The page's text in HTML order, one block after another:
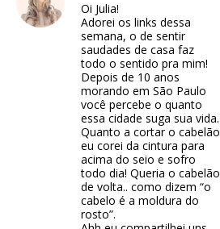
Oi Julia!
Adorei os links dessa
semana, o de sentir
saudades de casa faz
todo o sentido pra mim!
Depois de 10 anos
morando em São Paulo
você percebe o quanto
essa cidade suga sua vida.
Quanto a cortar o cabelão
eu corei da cintura para
acima do seio e sofro
todo dia! Queria o cabelão
de volta.. como dizem “o
cabelo é a moldura do
rosto”.